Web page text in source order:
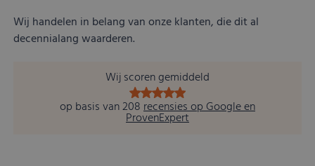
Wij handelen in belang van onze klanten, die dit al
decennialang waarderen.
Wij scoren gemiddeld
op basis van 208recensies op Google en
ProvenExpert